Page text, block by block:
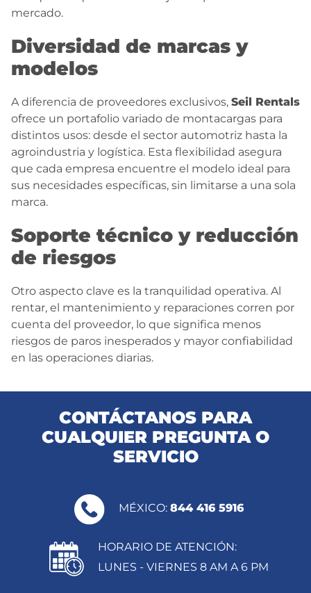
mercado.
Diversidad de marcas y
modelos
A diferencia de proveedores exclusivos, Seil Rentals
ofrece un portafolio variado de montacargas para
distintos usos: desde el sector automotriz hasta la
agroindustria y logística. Esta flexibilidad asegura
que cada empresa encuentre el modelo ideal para
sus necesidades específicas, sin limitarse a una sola
marca.
Soporte técnico y reducción
de riesgos
Otro aspecto clave es la tranquilidad operativa. Al
rentar, el mantenimiento y reparaciones corren por
cuenta del proveedor, lo que significa menos
riesgos de paros inesperados y mayor confiabilidad
en las operaciones diarias.
CONTÁCTANOS PARA
CUALQUIER PREGUNTA O
SERVICIO
MÉXICO: 844 416 5916
HORARIO DE ATENCIÓN:
LUNES - VIERNES 8 AM A 6 PM